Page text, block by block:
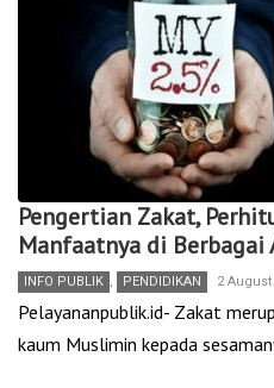
Pengertian Zakat,
Manfaatnya di Berbagai
INFO PUBLIK , PENDIDIKAN 2 August
Pelayananpublik.id- Zakat
kaum Muslimin kepada